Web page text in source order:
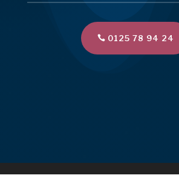
0125 78 94 24